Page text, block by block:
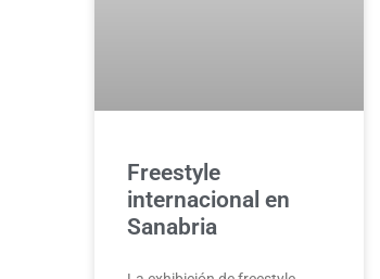
Freestyle
internacional en
Sanabria